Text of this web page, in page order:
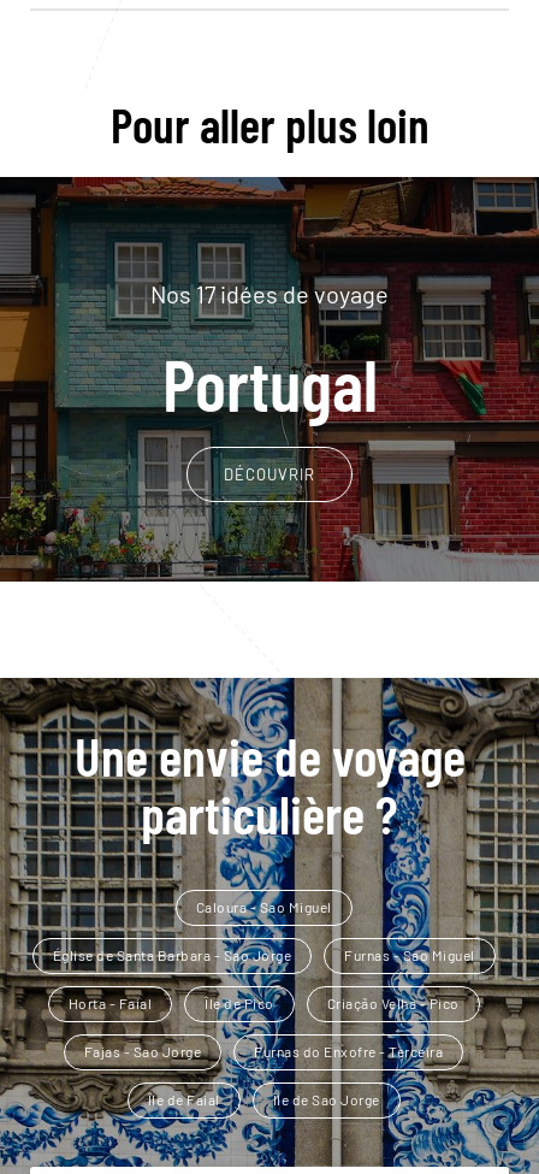
Pour aller plus loin
Nos 17 idées de voyage
Portugal
DÉCOUVRIR
Une envie de voyage
particulière ?
Caloura - Sao Miguel
Église de Santa Barbara - Sao Jorge Furnas - Sao Miguel
Horta - Faial Île de Pico Criação Velha - Pico
Fajas - Sao Jorge Furnas do Enxofre - Terceira
Île de Faial Île de Sao Jorge